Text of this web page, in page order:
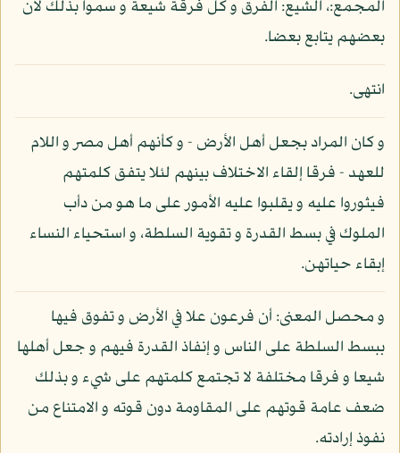
المجمع:، الشيع: الفرق و كل فرقة شيعة و سموا بذلك لأن
بعضهم يتابع بعضا.
انتهى.
و كان المراد بجعل أهل الأرض - و كأنهم أهل مصر و اللام
للعهد - فرقا إلقاء الاختلاف بينهم لئلا يتفق كلمتهم
فيثوروا عليه و يقلبوا عليه الأمور على ما هو من دأب
الملوك في بسط القدرة و تقوية السلطة، و استحياء النساء
إبقاء حياتهن.
و محصل المعنى: أن فرعون علا في الأرض و تفوق فيها
ببسط السلطة على الناس و إنفاذ القدرة فيهم و جعل أهلها
شيعا و فرقا مختلفة لا تجتمع كلمتهم على شيء و بذلك
ضعف عامة قوتهم على المقاومة دون قوته و الامتناع من
نفوذ إرادته.